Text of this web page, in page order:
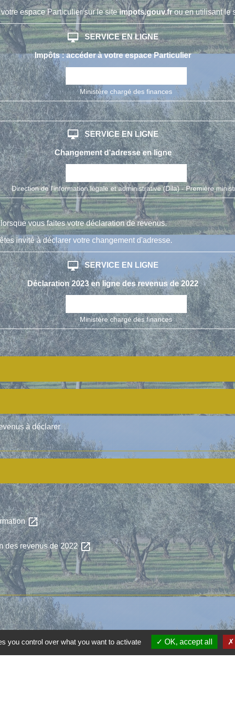
espace Particulier sur le siteimpots.gouv.frou en utilisant le
desktop_mac SERVICE EN LIGNE
Impôts : accéder à votre espace Particulier
Ministère chargé des finances
desktop_mac SERVICE EN LIGNE
Changement d'adresse en ligne
Direction de l'information légale et administrative (Dila) - Première
vous faites votre déclaration de revenus.
invité à déclarer votre changement d'adresse.
desktop_mac SERVICE EN LIGNE
Déclaration 2023 en ligne des revenus de 2022
Ministère chargé des finances
à déclarer
open_in_new
des revenus de 2022open_in_new
you control over what you want to activate OK, accept all